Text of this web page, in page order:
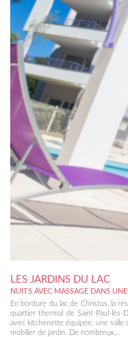
LES JARDINS DU LAC
NUITS AVEC MASSAGE DANS
En bordure du lac de Christus, la
quartier thermal de Saint-Paul-lès-
avec kitchenette équipée, une
mobilier de jardin. De nombreux...